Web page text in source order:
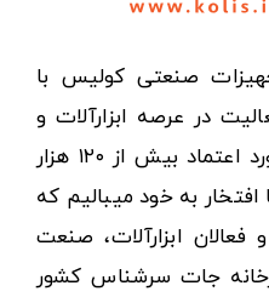
صنعتی کولیس با
به ۱۰ سال فعالیت در عرصه ابزارآلات و
کالاهای صنعتی توانسته مورد اعتماد بیش از ۱۲۰ هزار
افتخار به خود میبالیم که
فعالان ابزارآلات، صنعت
جات سرشناس کشور